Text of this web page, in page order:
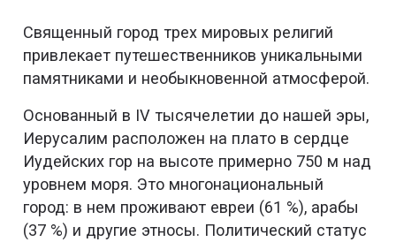
Священный город трех мировых религий
привлекает путешественников уникальными
памятниками и необыкновенной атмосферой.
Основанный в IV тысячелетии до нашей эры,
Иерусалим расположен на плато в сердце
Иудейских гор на высоте примерно 750 м над
уровнем моря. Это многонациональный
город: в нем проживают евреи (61 %), арабы
(37 %) и другие этносы. Политический статус